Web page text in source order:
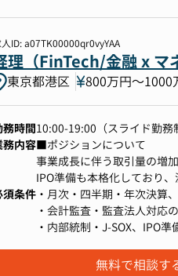
・連結決算業務
・開示関連業務 など
■配属部署の人員構成
経理財務部は計13名のチーム
ID: a07TK00000qr0vyYAA
理（FinTech/金融 x マ
東京都港区 800万円〜1000
務時間10:00-19:00（スライド勤務
務内容■ポジションについて
事業成長に伴う取引量の増
IPO準備も本格化しており
JSOX対応等が急務になって
域に加え、経理を含めた
須条件 ・月次・四半期・年次決算
・会計監査・監査法人対応
・内部統制・J-SOX、IPO
無料で相談す